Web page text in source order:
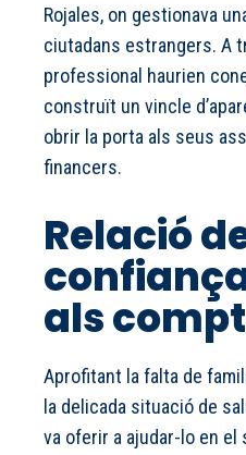
Rojales, on gestionava
ciutadans estrangers. A
professional haurien
construït un vincle
obrir la porta als seus
financers.
Relació
als
Aprofitant la falta de
la delicada situació de
va oferir a ajudar-lo en el